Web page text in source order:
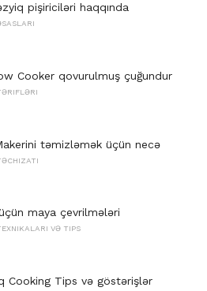
pişiriciləri haqqında
Cooker qovurulmuş çuğundur
təmizləmək üçün necə
maya çevrilmələri
VƏ TIPS
Cooking Tips və göstərişlər